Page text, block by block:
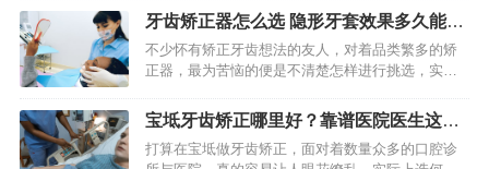
强可塑性，故而矫正效果常常要胜过成年之后。不
少家长会于这个阶段…
牙齿矫正器怎么选 隐形牙套效果多久能看
见
不少怀有矫正牙齿想法的友人，对着品类繁多的矫
正器，最为苦恼的便是不清楚怎样进行挑选，实际
配的，接下来我会将这几种主流矫正器剖析得明明
白白，助你弄明白它们各自…
宝坻牙齿矫正哪里好？靠谱医院医生这样
选
打算在宝坻做牙齿矫正，面对着数量众多的口腔诊